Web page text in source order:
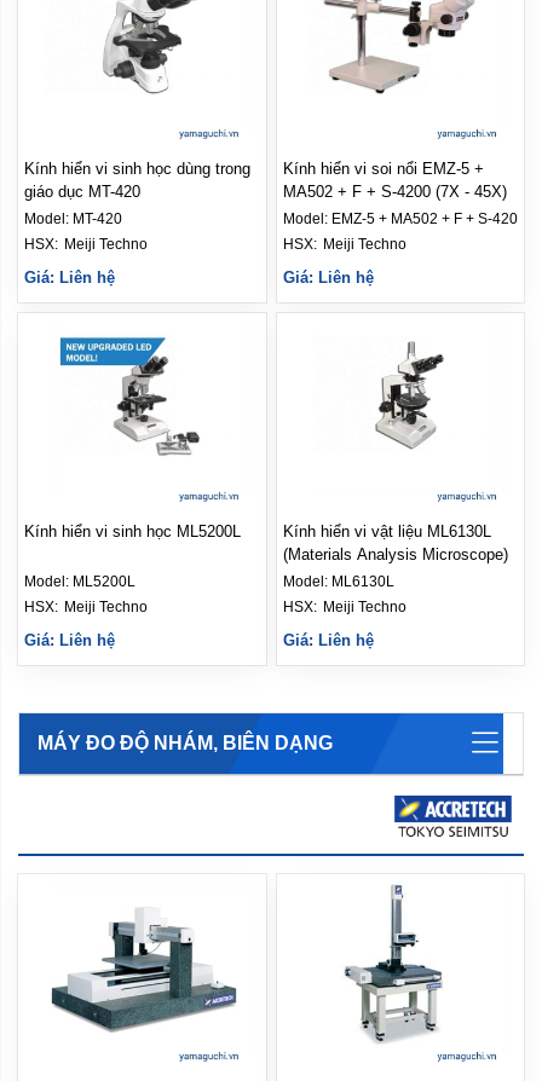
Kính hiển vi sinh học dùng trong
giáo dục MT-420
Model: MT-420
Meiji Techno
Giá: Liên hệ
Kính hiển vi soi nổi EMZ-5 +
MA502 + F + S-4200 (7X - 45X)
Model: EMZ-5 + MA502 + F + S-4200
HSX: Meiji Techno
Giá: Liên hệ
Kính hiển vi sinh học ML5200L
Model: ML5200L
Meiji Techno
Giá: Liên hệ
Kính hiển vi vật liệu ML6130L
(Materials Analysis Microscope)
Model: ML6130L
HSX: Meiji Techno
Giá: Liên hệ
MÁY ĐO ĐỘ NHÁM, BIÊN DẠNG